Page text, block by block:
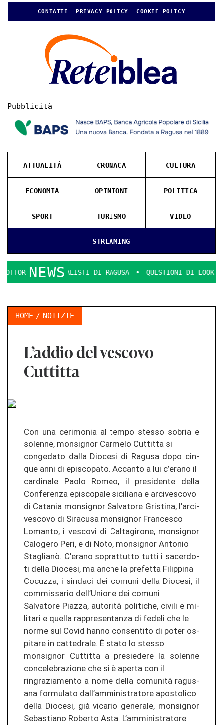
CONTATTI PRIVACY POLICY COOKIE POLICY
Pubblicità
STREAMING
ATTUALITÀ CRONACA CULTURA
ECONOMIA OPINIONI POLITICA
SPORT TURISMO VIDEO
NEWS
DI RAGUSA QUESTIONI DI LOOK E DECENZA.
HOME NOTIZIE
L’addio del vescovo
Cuttitta
Con una ce­ri­mo­nia al tempo st­es­so so­bria e
so­len­ne, mons­ig­nor Car­me­lo Cut­ti­tta si
con­ge­da­to dalla Dio­ce­si di Ra­gu­sa dopo cin­
que anni di epis­co­pa­to. Ac­can­to a lui c’erano il
car­di­na­le Paolo Romeo, il pre­si­den­te della
Con­fe­ren­za epis­co­pa­le si­ci­lia­na e ar­ci­ves­co­vo
di Ca­ta­nia mons­ig­nor Sal­va­to­re Gris­ti­na, l’ar­ci­
ves­co­vo di Si­ra­cu­sa mons­ig­nor Fran­ces­co
Lo­man­to, i ves­co­vi di Caltagi­ro­ne, mons­ig­nor
Ca­lo­ge­ro Peri, e di Noto, mons­ig­nor An­to­nio
Staglianò. C’erano so­pr­at­tut­to tutti i sa­cer­do­
ti della Dio­ce­si, ma anche la pre­fet­ta Fi­lip­pi­na
Co­cu­z­za, i sin­da­ci dei co­mu­ni della Dio­ce­si, il
com­mis­sa­rio dell’Unio­ne dei co­mu­ni
Sal­va­to­re Pia­z­za, autorità po­liti­che, ci­vi­li e mi­
li­ta­ri e quel­la rap­pre­sen­tan­za di fe­de­li che le
norme sul Covid hanno con­sen­ti­to di poter os­
pi­ta­re in cat­te­dra­le. È stato lo st­es­so
mons­ig­nor Cut­ti­tta a pre­sie­de­re la so­len­ne
con­ce­le­bra­zio­ne che si è aper­ta con il
rin­gra­zia­men­to a nome della comunità ra­gu­s­
a­na for­mu­la­to dall’am­mi­nis­tra­to­re apos­to­li­co
della Dio­ce­si, già vi­ca­rio ge­ne­ra­le, mons­ig­nor
Se­bas­tia­no Ro­ber­to Asta. L’am­mi­nis­tra­to­re